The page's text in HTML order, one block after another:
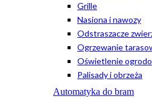
Grille
Nasiona i nawozy
Odstraszacze
Ogrzewanie
Oświetlenie
Palisady i obrzeża
Automatyka do bram